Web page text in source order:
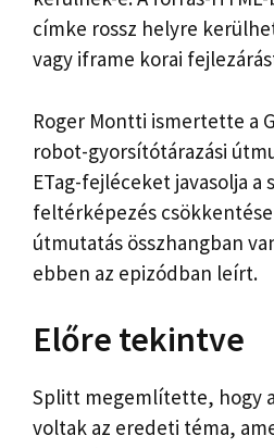
címke rossz helyre
vagy iframe korai
Roger Montti ismertette a
robot-gyorsítótárazási
ETag-fejléceket javasolja a
feltérképezés
útmutatás összhangban
ebben az epizódban leírt.
Előre tekintve
Splitt megemlítette, hogy
voltak az eredeti téma,